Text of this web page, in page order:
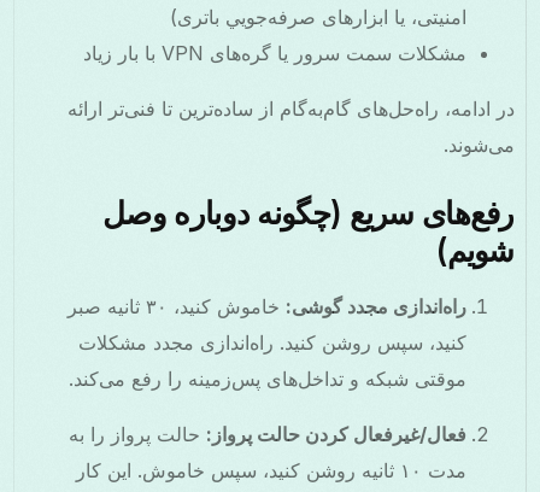
امنیتی، یا ابزارهای صرفه‌جویي باتری)
مشکلات سمت سرور یا گره‌های VPN با بار زیاد
در ادامه، راه‌حل‌های گام‌به‌گام از ساده‌ترین تا فنی‌تر ارائه
می‌شوند.
رفع‌های سریع (چگونه دوباره وصل
شویم)
راه‌اندازی مجدد گوشی:
خاموش کنید، ۳۰ ثانیه صبر
کنید، سپس روشن کنید. راه‌اندازی مجدد مشکلات
موقتی شبکه و تداخل‌های پس‌زمینه را رفع می‌کند.
فعال/غیرفعال کردن حالت پرواز: حالت پرواز را به
مدت ۱۰ ثانیه روشن کنید، سپس خاموش. این کار